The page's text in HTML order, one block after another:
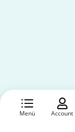
Menü Account